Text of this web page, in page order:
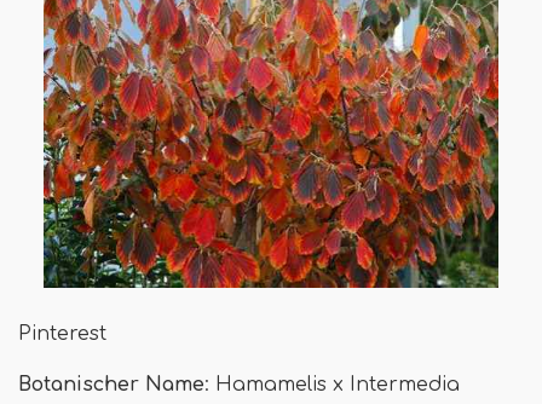
Pinterest
Botanischer Name: Hamamelis x Intermedia